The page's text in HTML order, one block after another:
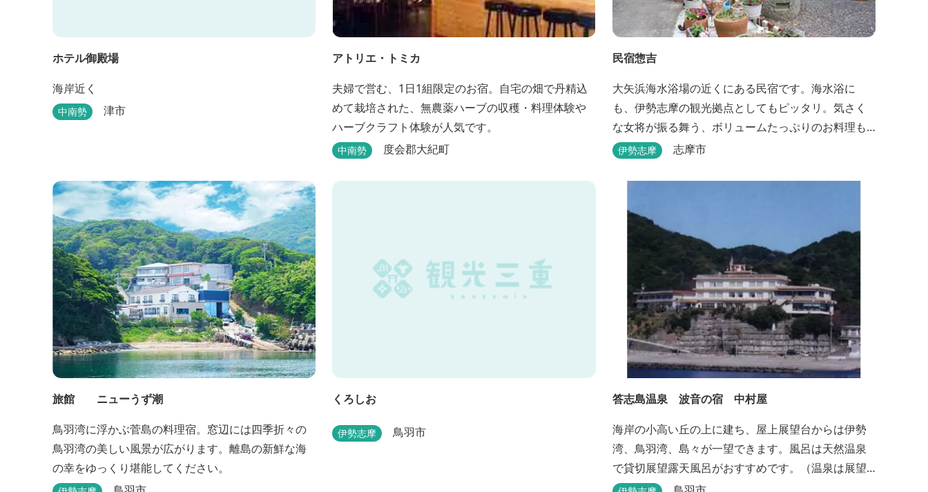
ホテル御殿場
海岸近く
中南勢 津市
アトリエ・トミカ
夫婦で営む、1日1組限定のお宿。自宅の畑で丹精込
めて栽培された、無農薬ハーブの収穫・料理体験や
ハーブクラフト体験が人気です。
中南勢 度会郡大紀町
民宿惣吉
大矢浜海水浴場の近くにある民宿です。海水浴に
も、伊勢志摩の観光拠点としてもピッタリ。気さく
な女将が振る舞う、ボリュームたっぷりのお料理も
楽しめます。
伊勢志摩 志摩市
旅館 ニューうず潮
鳥羽湾に浮かぶ菅島の料理宿。窓辺には四季折々の
鳥羽湾の美しい風景が広がります。離島の新鮮な海
の幸をゆっくり堪能してください。
くろしお
伊勢志摩 鳥羽市
答志島温泉 波音の宿 中村屋
海岸の小高い丘の上に建ち、屋上展望台からは伊勢
湾、鳥羽湾、島々が一望できます。風呂は天然温泉
で貸切展望露天風呂がおすすめです。（温泉は展望
大浴場のみとなります。）